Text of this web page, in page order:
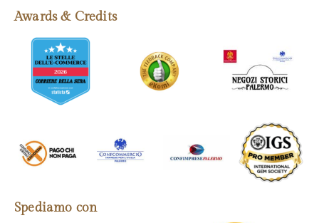
Awards & Credits
Spediamo con